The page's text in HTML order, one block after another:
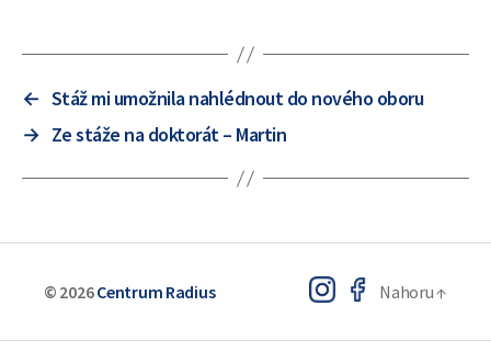
← Stáž mi umožnila nahlédnout do nového oboru
→ Ze stáže na doktorát – Martin
© 2026Centrum Radius Nahoru↑